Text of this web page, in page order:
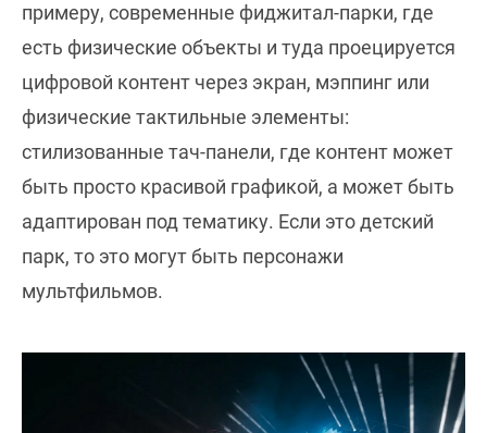
примеру, современные фиджитал-парки, где
есть физические объекты и туда проецируется
цифровой контент через экран, мэппинг или
физические тактильные элементы:
стилизованные тач-панели, где контент может
быть просто красивой графикой, а может быть
адаптирован под тематику. Если это детский
парк, то это могут быть персонажи
мультфильмов.